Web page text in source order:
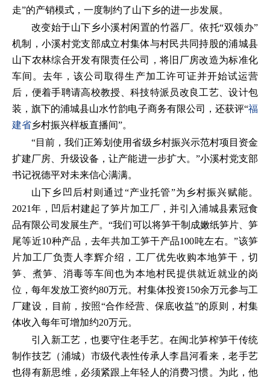
走”的产销模式，一度制约了山下乡的进一步发展。
改变始于山下乡小溪村闲置的竹器厂。依托“双领办”
机制，小溪村党支部成立村集体与村民共同持股的浦城县
山下农林综合开发有限责任公司，将旧厂房改造为标准化
车间。去年，该公司取得生产加工许可证并开始试运营
后，便着手聘请高校教授、科技特派员改良工艺、设计包
装，旗下的浦城县山水竹韵电子商务有限公司，还获评“福
建省乡村振兴样板直播间”。
“目前，我们正筹划使用省级乡村振兴示范村项目资金
扩建厂房、升级设备，让产能进一步扩大。”小溪村党支部
书记祝德平对未来信心满满。
山下乡凹后村则通过“产业托管”为乡村振兴赋能。
2021年，凹后村建起了笋片加工厂，并引入浦城县素冠食
品有限公司发展生产。“我们可以将笋干制成嫩纸笋片、笋
尾等近10种产品，去年共加工笋干产品100吨左右。”该笋
片加工厂负责人李辉介绍，工厂优先收购本地笋干，切
笋、煮笋、消毒等车间也为本地村民提供就近就业的岗
位，每年发放工资约80万元。村集体投资150余万元参与工
厂建设，目前，按照“合作经营、保底收益”的原则，村集
体收入每年可增加约20万元。
引入新工艺，也要守住老手艺。在闽北笋榨笋干传统
制作技艺（浦城）市级代表性传承人李昌河看来，老手艺
也得有新思维，必须紧跟上年轻人的消费习惯。为此，他